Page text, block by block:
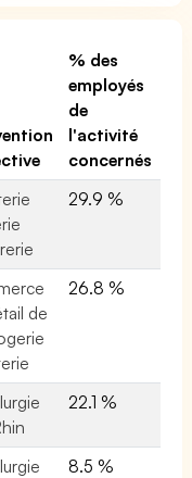
% des
employés
de
l'activité
concernés
29.9 %
de
26.8 %
22.1 %
8.5 %